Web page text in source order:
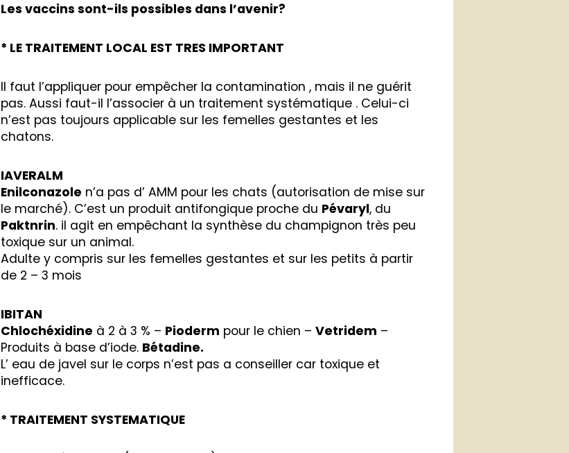
Les vaccins sont-ils possibles dans l’avenir?
* LE TRAITEMENT LOCAL EST TRES IMPORTANT
Il faut l’appliquer pour empêcher la contamination , mais il ne guérit
pas. Aussi faut-il l’associer à un traitement systématique . Celui-ci
n’est pas toujours applicable sur les femelles gestantes et les
chatons.
IAVERALM
Enilconazole n’a pas d’ AMM pour les chats (autorisation de mise sur
le marché). C’est un produit antifongique proche du Pévaryl, du
Paktnrin. il agit en empêchant la synthèse du champignon très peu
toxique sur un animal.
Adulte y compris sur les femelles gestantes et sur les petits à partir
de 2 – 3 mois
IBITAN
Chlochéxidine à 2 à 3 % – Pioderm pour le chien –Vetridem –
Produits à base d’iode. Bétadine.
L’ eau de javel sur le corps n’est pas a conseiller car toxique et
inefficace.
* TRAITEMENT SYSTEMATIQUE